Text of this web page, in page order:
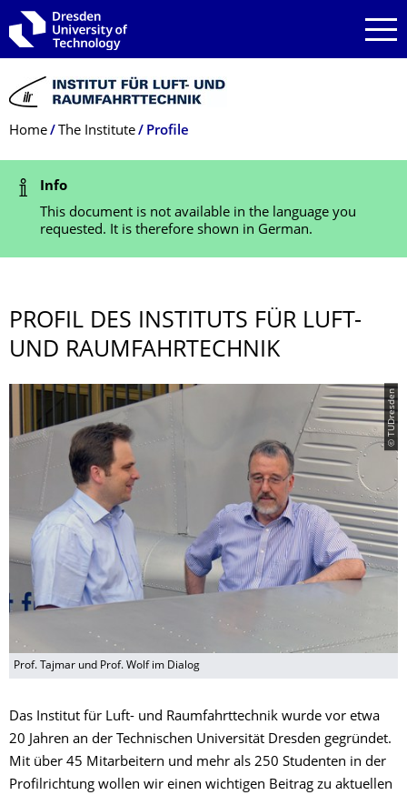
Skip to main navigation
Skip to search
Skip to content
Breadcrumb Menu
Home The Institute Profile
Status Message
Info
This document is not available in the language you
requested. It is therefore shown in German.
PROFIL DES INSTITUTS FÜR LUFT-
UND RAUMFAHRTECHNIK
© TUDresden
Prof. Tajmar und Prof. Wolf im Dialog
Das Institut für Luft- und Raumfahrttechnik wurde vor etwa
20 Jahren an der Technischen Universität Dresden gegründet.
Mit über 45 Mitarbeitern und mehr als 250 Studenten in der
Profilrichtung wollen wir einen wichtigen Beitrag zu aktuellen